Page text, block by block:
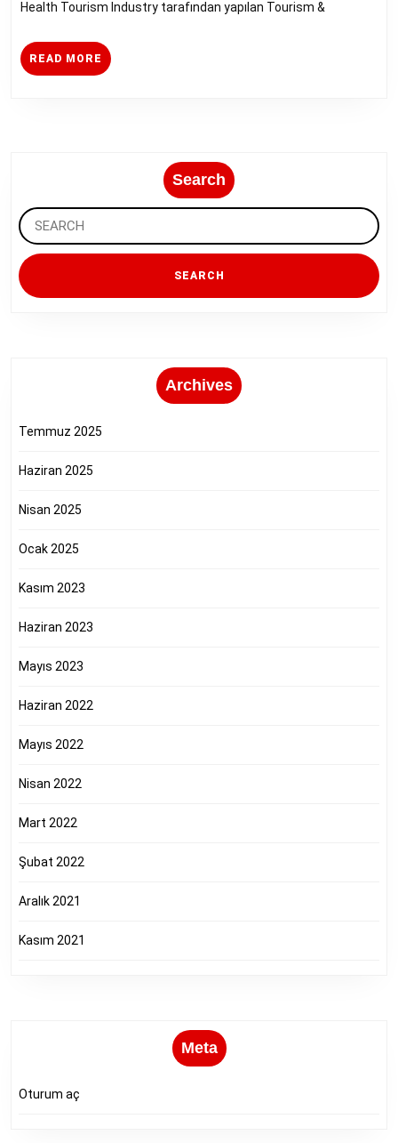
Health Tourism Industry tarafından yapılan Tourism &
READ MORE READ
MORE
Search
Search
for:
Archives
Temmuz 2025
Haziran 2025
Nisan 2025
Ocak 2025
Kasım 2023
Haziran 2023
Mayıs 2023
Haziran 2022
Mayıs 2022
Nisan 2022
Mart 2022
Şubat 2022
Aralık 2021
Kasım 2021
Meta
Oturum aç